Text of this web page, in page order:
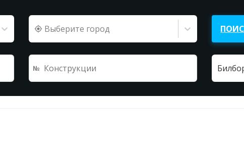
Выберите город